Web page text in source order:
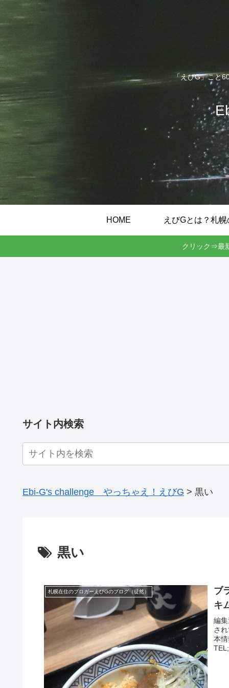
「えびG」こと
HOME
クリック⇒最
サイト内検索
Ebi-G's challenge やっちゃえ！えびG > 黒い
黒い
札幌在住のブロガーえびGのブログ（徒然）
ブ
キ
編
さ
本